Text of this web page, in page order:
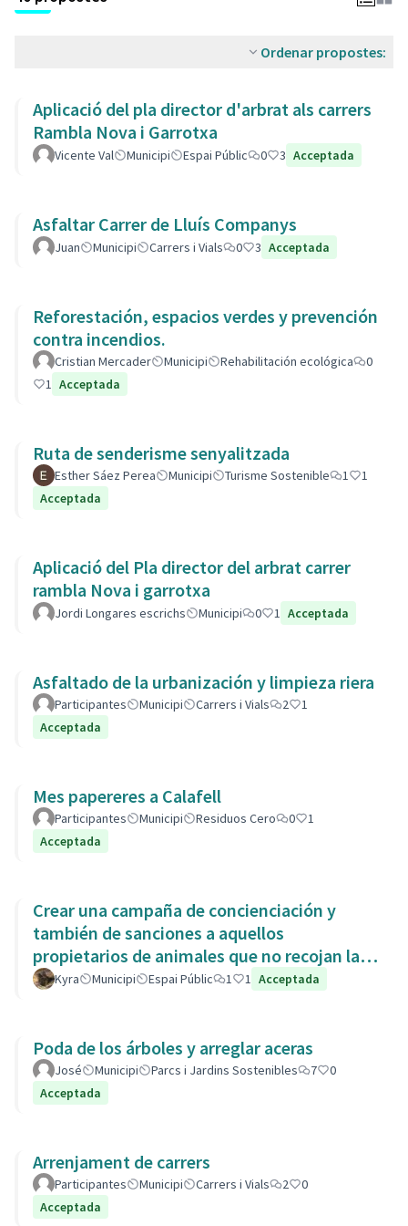
Ordenar propostes:
Aplicació del pla director d'arbrat als carrers
Rambla Nova i Garrotxa
Vicente Val Municipi Espai Públic 0 3 Acceptada
Asfaltar Carrer de Lluís Companys
Juan Municipi Carrers i Vials 0 3 Acceptada
Reforestación, espacios verdes y prevención
contra incendios.
Cristian Mercader Municipi Rehabilitación ecológica
0
1 Acceptada
Ruta de senderisme senyalitzada
Esther Sáez Perea Municipi Turisme Sostenible 1
1
Acceptada
Aplicació del Pla director del arbrat carrer
rambla Nova i garrotxa
Jordi Longares escrichs Municipi 0 1 Acceptada
Asfaltado de la urbanización y limpieza riera
Participantes Municipi Carrers i Vials 2
1
Acceptada
Mes papereres a Calafell
Participantes Municipi Residuos Cero 0
1
Acceptada
Crear una campaña de concienciación y
también de sanciones a aquellos
propietarios de animales que no recojan las
heces de las aceras. Es responsabili
Kyra Municipi Espai Públic 1 1 Acceptada
Poda de los árboles y arreglar aceras
José Municipi Parcs i Jardins Sostenibles 7
0
Acceptada
Arrenjament de carrers
Participantes Municipi Carrers i Vials 2
0
Acceptada